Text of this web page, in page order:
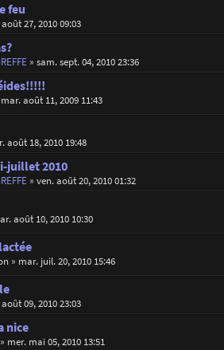
feu
27, 2010 09:03
» sam. sept. 04, 2010 23:36
mar. août 11, 2009 11:43
août 18, 2010 19:48
juillet 2010
» ven. août 20, 2010 01:32
août 10, 2010 10:30
» mar. juil. 20, 2010 15:46
09, 2010 23:03
nice
mer. mai 05, 2010 13:51